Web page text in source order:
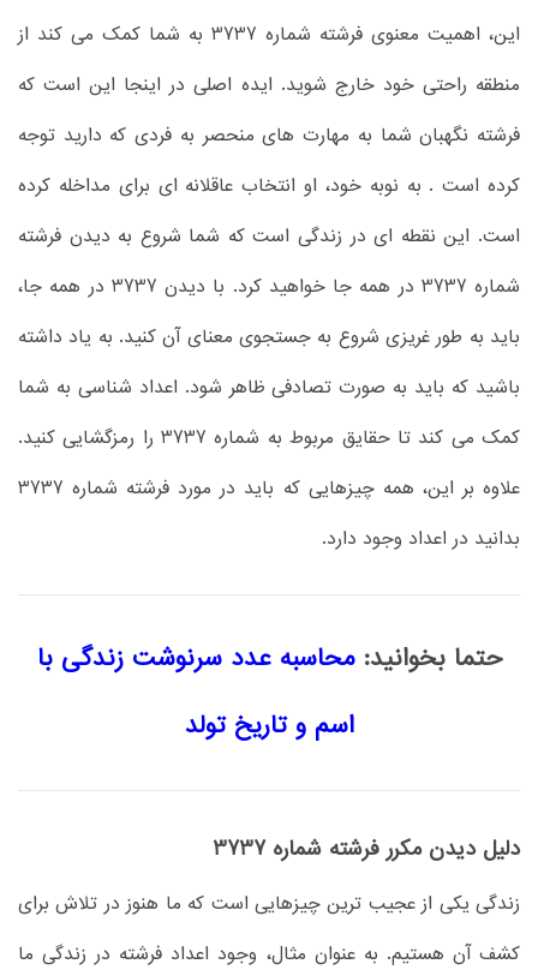
این، اهمیت معنوی فرشته شماره 3737 به شما کمک می کند از
منطقه راحتی خود خارج شوید. ایده اصلی در اینجا این است که
فرشته نگهبان شما به مهارت های منحصر به فردی که دارید توجه
کرده است . به نوبه خود، او انتخاب عاقلانه ای برای مداخله کرده
است. این نقطه ای در زندگی است که شما شروع به دیدن فرشته
شماره 3737 در همه جا خواهید کرد. با دیدن 3737 در همه جا،
باید به طور غریزی شروع به جستجوی معنای آن کنید. به یاد داشته
باشید که باید به صورت تصادفی ظاهر شود. اعداد شناسی به شما
کمک می کند تا حقایق مربوط به شماره 3737 را رمزگشایی کنید.
علاوه بر این، همه چیزهایی که باید در مورد فرشته شماره 3737
بدانید در اعداد وجود دارد.
حتما بخوانید:محاسبه عدد سرنوشت زندگی با
اسم و تاریخ تولد
دلیل دیدن مکرر فرشته شماره 3737
زندگی یکی از عجیب ترین چیزهایی است که ما هنوز در تلاش برای
کشف آن هستیم. به عنوان مثال، وجود اعداد فرشته در زندگی ما